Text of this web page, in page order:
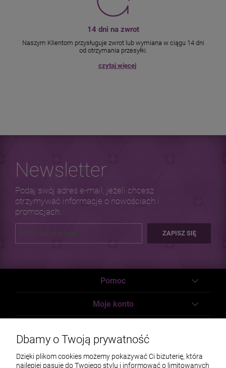
14 dni na zwrot
Naszym Klientom przysługuje zwrot lub wymiana w ciągu 14 dni
od otrzymania przesyłki.
czytaj więcej
Newsletter
Podaj swój adres e-mail, jeżeli chcesz
otrzymywać informacje o nowościach i
promocjach.
ZAPISZ SIĘ
Pomoc
Moje konto
Dbamy o Twoją prywatność
Dzięki plikom cookies możemy pokazywać Ci biżuterię, która
najlepiej pasuje do Twojego stylu i informować o limitowanych